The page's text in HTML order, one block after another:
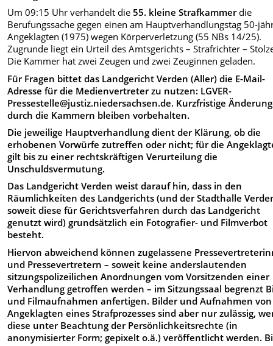
Um 09:15 Uhr verhandelt die55. kleine Strafkammerdie
Berufungssache gegen einen am Hauptverhandlungstag 50-
Angeklagten (1975) wegen Körperverletzung (55 NBs 14/25).
Zugrunde liegt ein Urteil des Amtsgerichts – Strafrichter –
Die Kammer hat zwei Zeugen und zwei Zeuginnen geladen.
Für Fragen bittet das Landgericht Verden (Aller) die E-Mail-
Adresse für die Medienvertreter zu nutzen: LGVER-
Pressestelle@justiz.niedersachsen.de. Kurzfristige
durch die Kammern bleiben vorbehalten.
Die jeweilige Hauptverhandlung dient der Klärung, ob die
erhobenen Vorwürfe zutreffen oder nicht; für die
gilt bis zu einer rechtskräftigen Verurteilung die
Unschuldsvermutung.
Das Landgericht Verden weist darauf hin, dass in den
Räumlichkeiten des Landgerichts (und der Stadthalle
soweit diese für Gerichtsverfahren durch das Landgericht
genutzt wird) grundsätzlich ein Fotografier- und Filmverbot
besteht.
Hiervon abweichend können zugelassene
und Pressevertretern – soweit keine anderslautenden
sitzungspolizeilichen Anordnungen vom Vorsitzenden einer
Verhandlung getroffen werden – im Sitzungssaal begrenzt
und Filmaufnahmen anfertigen. Bilder und Aufnahmen von
Angeklagten eines Strafprozesses sind aber nur zulässig,
diese unter Beachtung der Persönlichkeitsrechte (in
anonymisierter Form; gepixelt o.ä.) veröffentlicht werden.